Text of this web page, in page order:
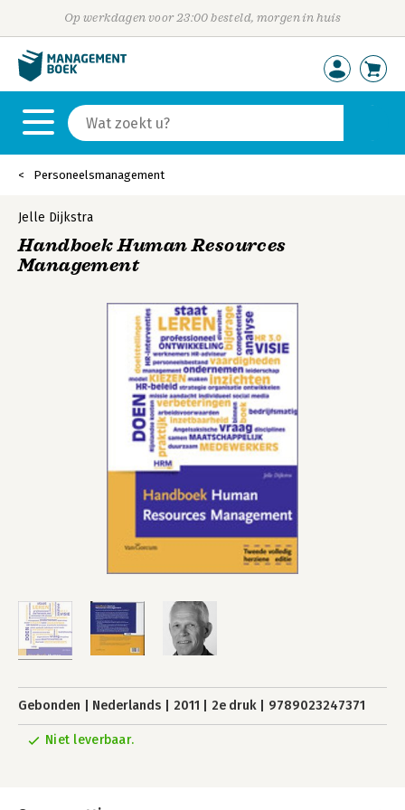
Op werkdagen voor 23:00 besteld, morgen in huis
Personeelsmanagement
Jelle Dijkstra
Handboek Human Resources
Management
Gebonden Nederlands 2011 2e druk 9789023247371
Niet leverbaar.